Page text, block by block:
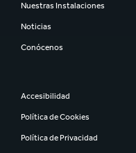
Nuestras Instalaciones
Noticias
Conócenos
Accesibilidad
Política de Cookies
Política de Privacidad